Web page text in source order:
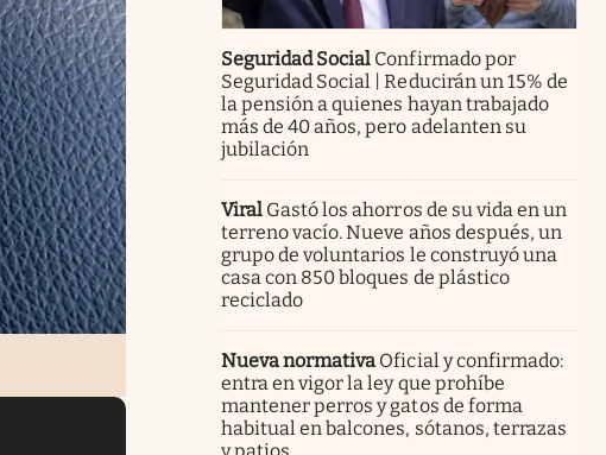
Seguridad Social Confirmado por
Seguridad Social | Reducirán un 15% de
la pensión a quienes hayan trabajado
más de 40 años, pero adelanten su
jubilación
Viral Gastó los ahorros de su vida en un
terreno vacío. Nueve años después, un
grupo de voluntarios le construyó una
casa con 850 bloques de plástico
reciclado
Nueva normativa Oficial y confirmado:
entra en vigor la ley que prohíbe
mantener perros y gatos de forma
habitual en balcones, sótanos, terrazas